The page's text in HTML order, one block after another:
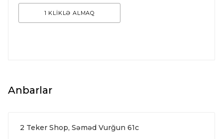
1 KLİKLƏ ALMAQ
Anbarlar
2 Teker Shop, Səməd Vurğun 61c